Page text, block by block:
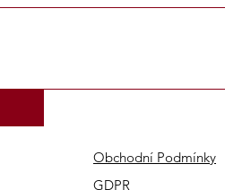
Obchodní Podmínky
GDPR